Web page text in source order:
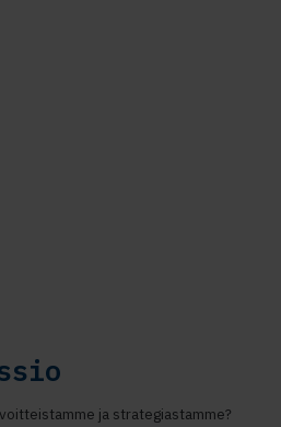
ja strategiastamme?